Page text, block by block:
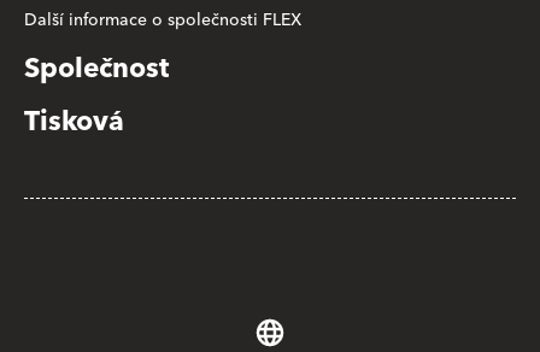
Další informace o společnosti FLEX
Společnost
Tisková